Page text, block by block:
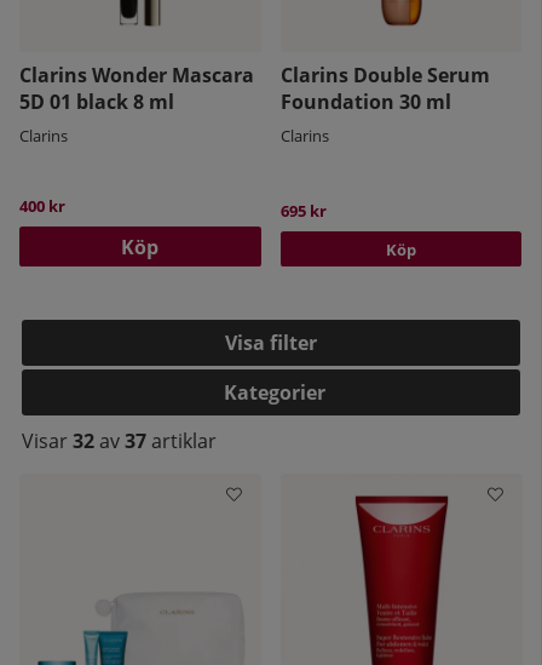
Clarins Wonder Mascara
5D 01 black 8 ml
Clarins
400 kr
Köp
Clarins Double Serum
Foundation 30 ml
Clarins
695 kr
Köp
Filtrera
Kategorier
Visar 32av37artiklar